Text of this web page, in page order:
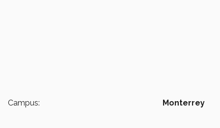
Campus: Monterrey